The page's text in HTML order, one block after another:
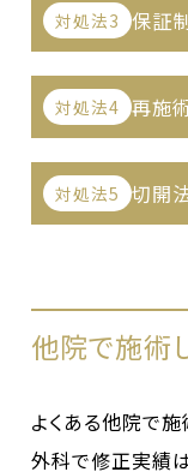
対処法3 保証
対処法4 再施
対処法5 切開
他院で施術
よくある他院で
外科で修正実績